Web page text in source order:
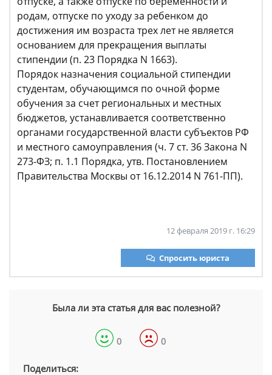
родам, отпуске по уходу за ребенком до
достижения им возраста трех лет не является
основанием для прекращения выплаты
стипендии (п. 23 Порядка N 1663).
Порядок назначения социальной стипендии
студентам, обучающимся по очной форме
обучения за счет региональных и местных
бюджетов, устанавливается соответственно
органами государственной власти субъектов РФ
и местного самоуправления (ч. 7 ст. 36 Закона N
273-ФЗ; п. 1.1 Порядка, утв. Постановлением
Правительства Москвы от 16.12.2014 N 761-ПП).
12 февраля 2019 г. 16:29
Спросить юриста
Была ли эта статья для вас полезной?
0 0
Поделиться: